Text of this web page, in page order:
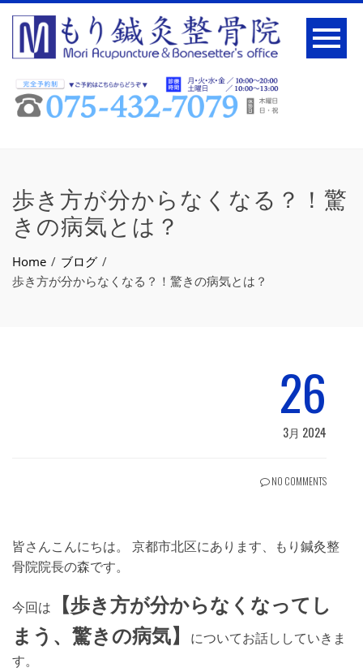
歩き方が分からなくなる？！驚
きの病気とは？
Home
ブログ
歩き方が分からなくなる？！驚きの病気とは？
26
3月 2024
NO COMMENTS
皆さんこんにちは。 京都市北区にあります、もり鍼灸整
骨院院長の森です。
今回は
【歩き方が分からなくなってし
まう、驚きの病気】
についてお話ししていきま
す。